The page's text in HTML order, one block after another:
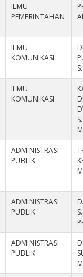
ILMU
PEMERINTAHAN
ILMU
KOMUNIKASI
ILMU
KOMUNIKASI
ADMINISTRASI
PUBLIK
ADMINISTRASI
PUBLIK
ADMINISTRASI
PUBLIK